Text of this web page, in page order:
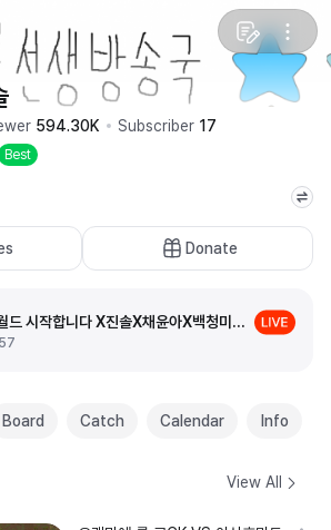
594.30K Subscriber 17
Best
Donate
드 시작합니다 X진솔X채윤아X백청미X뱅글
Board Catch Calendar Info
View All